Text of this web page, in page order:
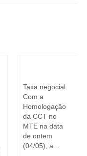
Taxa negocial
Com a
Homologação
da CCT no
MTE na data
de ontem
(04/05), a...